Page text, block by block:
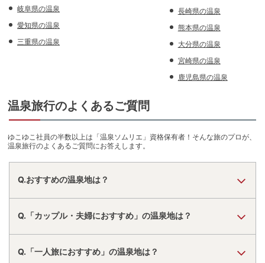
岐阜県の温泉
愛知県の温泉
三重県の温泉
長崎県の温泉
熊本県の温泉
大分県の温泉
宮崎県の温泉
鹿児島県の温泉
温泉旅行のよくあるご質問
ゆこゆこ社員の半数以上は「温泉ソムリエ」資格保有者！そんな旅のプロが、
温泉旅行のよくあるご質問にお答えします。
Q.おすすめの温泉地は？
Q.「カップル・夫婦におすすめ」の温泉地は？
Q.「一人旅におすすめ」の温泉地は？